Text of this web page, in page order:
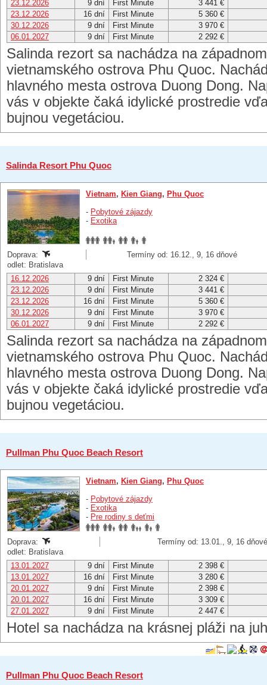
23.12.2026
9 dní First Minute
3 441 €
23.12.2026
16 dní First Minute
5 360 €
30.12.2026
9 dní First Minute
3 970 €
06.01.2027
9 dní First Minute 2 292 €
Salinda rezort sa nachádza na
vietnamského ostrova Phu Quoc.
hlavného mesta ostrova Duong Dong.
vás v objekte čaká idylické prostredie
bujnou vegetáciou.
Salinda Resort Phu Quoc
Vietnam, Kien Giang, Phu Quoc
- Pobytové zájazdy
- Exotika
Doprava:
Termíny od: 16.12., 9, 16 dňové
odlet: Bratislava
16.12.2026
9 dní First Minute
2 324 €
23.12.2026
9 dní First Minute
3 441 €
23.12.2026
16 dní First Minute
5 360 €
30.12.2026
9 dní First Minute
3 970 €
06.01.2027
9 dní First Minute 2 292 €
Salinda rezort sa nachádza na
vietnamského ostrova Phu Quoc.
hlavného mesta ostrova Duong Dong.
vás v objekte čaká idylické prostredie
bujnou vegetáciou.
Pullman Phu Quoc Beach Resort
Vietnam, Kien Giang, Phu Quoc
- Pobytové zájazdy
- Exotika
- Pre rodiny s deťmi
Doprava:
Termíny od: 13.01., 9, 16 dňové
odlet: Bratislava
13.01.2027
9 dní First Minute
2 398 €
13.01.2027
16 dní First Minute
3 280 €
20.01.2027
9 dní First Minute
2 398 €
20.01.2027
16 dní First Minute
3 309 €
27.01.2027
9 dní First Minute 2 447 €
Hotel sa nachádza na krásnej pláži na
Pullman Phu Quoc Beach Resort